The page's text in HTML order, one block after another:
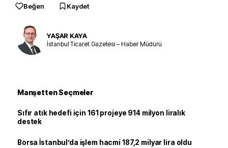
Beğen Kaydet
YAŞAR KAYA
İstanbul Ticaret Gazetesi – Haber Müdürü
Manşetten Seçmeler
Sıfır atık hedefi için 161 projeye 914 milyon liralık
destek
Borsa İstanbul’da işlem hacmi 187,2 milyar lira oldu